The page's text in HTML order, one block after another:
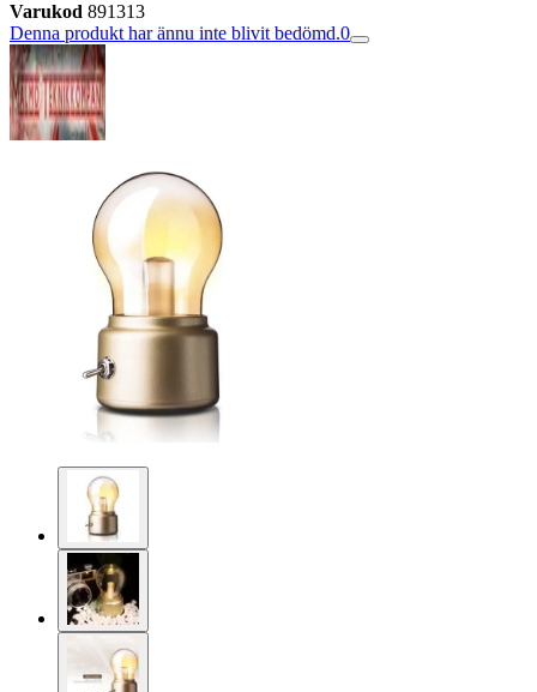
Varukod 891313
Denna produkt har ännu inte blivit bedömd.0